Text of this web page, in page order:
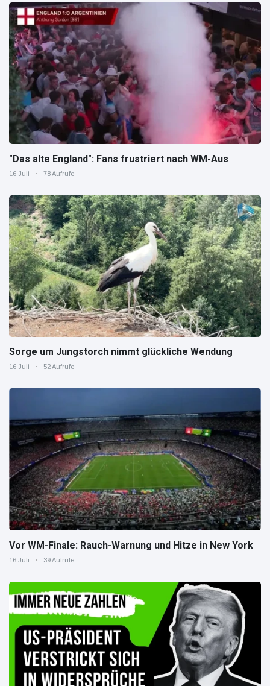
"Das alte England": Fans frustriert nach WM-Aus
16 Juli 78 Aufrufe
Sorge um Jungstorch nimmt glückliche Wendung
16 Juli 52 Aufrufe
Vor WM-Finale: Rauch-Warnung und Hitze in New York
16 Juli 39 Aufrufe